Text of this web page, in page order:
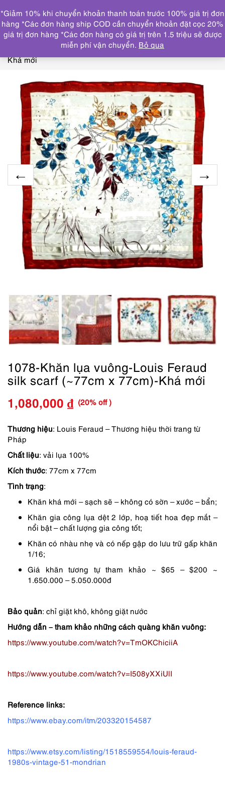
DANH MỤC
Trang chủ KHĂN, CÀ VẠT KHĂN QUÀNG LỤA
1078-
Khăn lụa vuông-Louis Feraud silk scarf (~77cm x 77cm)-
Khá mới
1078-Khăn lụa vuông-Louis Feraud
silk scarf (~77cm x 77cm)-Khá mới
Giá
gốc
1,080,000 ₫
Giá
hiện
(20% off )
Thương hiệu: Louis Feraud – Thương hiệu thời trang từ
Pháp
Chất liệu: vải lụa 100%
Kích thước: 77cm x 77cm
Tình trạng:
Khăn khá mới – sạch sẽ – không có sờn – xước – bẩn;
Khăn gia công lụa dệt 2 lớp, hoạ tiết hoa đẹp mắt –
nổi bật – chất lượng gia công tốt;
Khăn có nhàu nhẹ và có nếp gập do lưu trữ gấp khăn
1/16;
Giá khăn tương tự tham khảo ~ $65 – $200 ~
1.650.000 – 5.050.000đ
Bảo quản: chỉ giặt khô, không giặt nước
Hướng dẫn – tham khảo những cách quàng khăn vuông:
https://www.youtube.com/watch?v=TmOKChiciiA
https://www.youtube.com/watch?v=I508yXXiUlI
Reference links:
https://www.ebay.com/itm/203320154587
https://www.etsy.com/listing/1518559554/louis-feraud-
1980s-vintage-51-mondrian
*Giảm 10% khi chuyển khoản thanh toán trước 100% giá trị đơn
hàng *Các đơn hàng ship COD cần chuyển khoản đặt cọc 20%
giá trị đơn hàng *Các đơn hàng có giá trị trên 1.5 triệu sẽ được
miễn phí vận chuyển. Bỏ qua